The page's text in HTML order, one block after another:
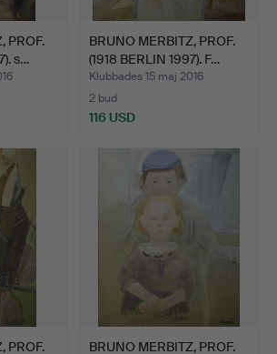
PROF.
s…
BRUNO MERBITZ, PROF.
(1918 BERLIN 1997). F…
Klubbades 15 maj 2016
2 bud
116 USD
PROF.
BRUNO MERBITZ, PROF.